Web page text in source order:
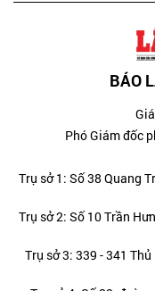
BÁO
Phó Giám đốc
Trụ sở 1: Số 38 Quang
Trụ sở 2: Số 10 Trần
Trụ sở 3: 339 - 341